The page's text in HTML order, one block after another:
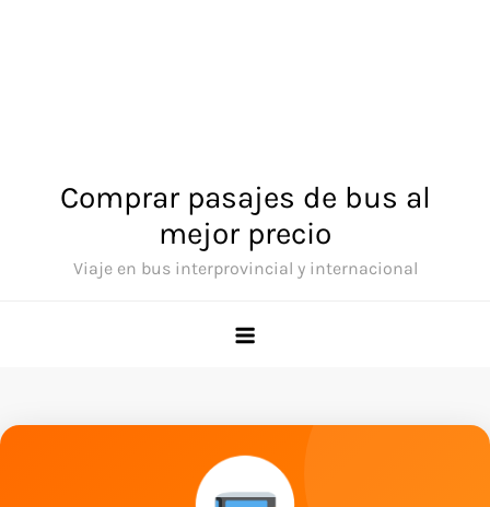
Comprar pasajes de bus al
mejor precio
Viaje en bus interprovincial y internacional